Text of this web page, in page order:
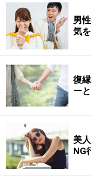
ーンとは？
い。
男
気
復
ー
美
NG